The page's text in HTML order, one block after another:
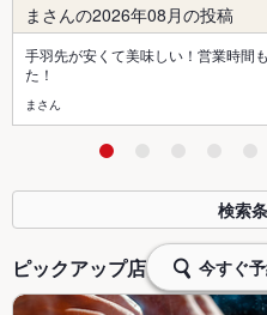
まさんの2026年08月の投稿
手羽先が安くて美味しい！営業時間
た！
まさん
検索
ピックアップ店舗 今すぐ